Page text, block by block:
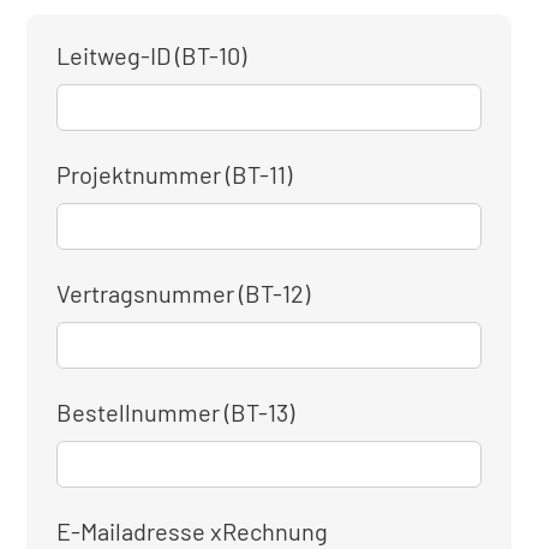
Leitweg-ID (BT-10)
Projektnummer (BT-11)
Vertragsnummer (BT-12)
Bestellnummer (BT-13)
E-Mailadresse xRechnung